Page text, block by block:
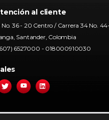
al cliente
No. 36 - 20 Centro / Carrera 34 No.
Santander, Colombia
6527000 - 018000910030